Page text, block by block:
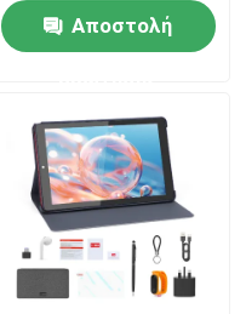
Αποστολή